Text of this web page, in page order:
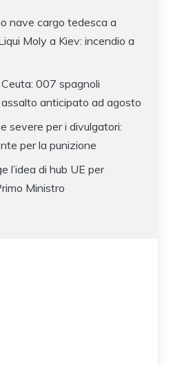
nave cargo tedesca a
Moly a Kiev: incendio a
007 spagnoli
anticipato ad agosto
severe per i divulgatori:
per la punizione
l’idea di hub UE per
Ministro